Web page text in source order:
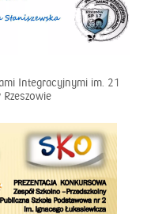
Integracyjnymi im. 21